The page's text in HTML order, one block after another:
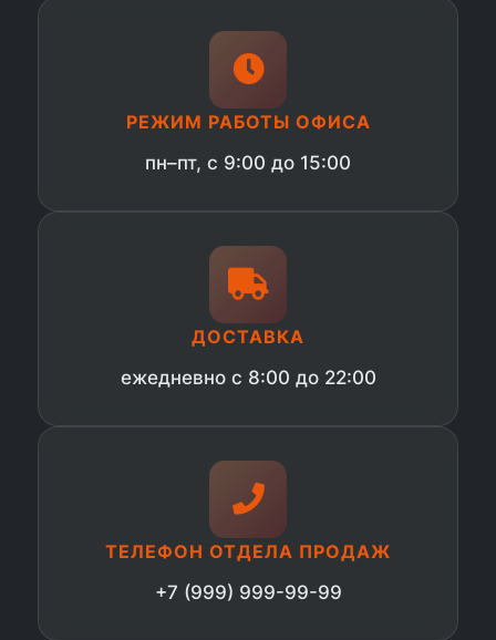
РЕЖИМ РАБОТЫ ОФИСА
пн–пт, с 9:00 до 15:00
ДОСТАВКА
ежедневно с 8:00 до 22:00
ТЕЛЕФОН ОТДЕЛА ПРОДАЖ
+7 (999) 999-99-99